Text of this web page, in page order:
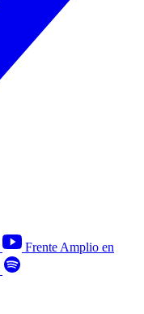
Frente Amplio en